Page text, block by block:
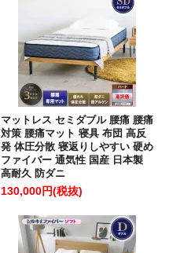
マットレス セミダブル 腰痛 腰痛
対策 腰痛マット 寝具 布団 高反
発 体圧分散 寝返りしやすい 硬め
ファイバー 通気性 国産 日本製
高耐久 防ダニ
130,000円(税抜)